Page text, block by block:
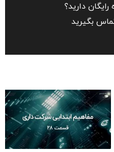
رایگان دارید؟
بگیرید